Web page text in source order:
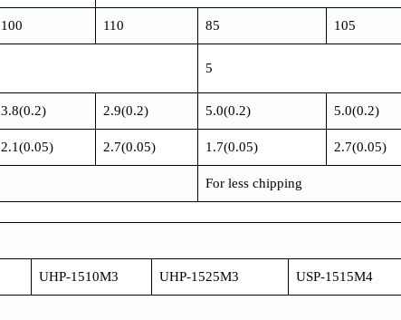
100 110 85 105
5
3.8(0.2) 2.9(0.2) 5.0(0.2) 5.0(0.2)
2.1(0.05) 2.7(0.05) 1.7(0.05) 2.7(0.05)
For less chipping
UHP-1510M3 UHP-1525M3 USP-1515M4